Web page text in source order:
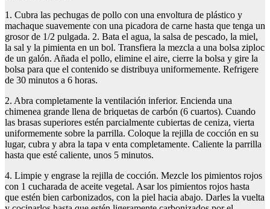
1. Cubra las pechugas de pollo con una envoltura de plástico y
machaque suavemente con una picadora de carne hasta que tenga un
grosor de 1/2 pulgada. 2. Bata el agua, la salsa de pescado, la miel,
la sal y la pimienta en un bol. Transfiera la mezcla a una bolsa ziploc
de un galón. Añada el pollo, elimine el aire, cierre la bolsa y gire la
bolsa para que el contenido se distribuya uniformemente. Refrigere
de 30 minutos a 6 horas.
2. Abra completamente la ventilación inferior. Encienda una
chimenea grande llena de briquetas de carbón (6 cuartos). Cuando
las brasas superiores estén parcialmente cubiertas de ceniza, vierta
uniformemente sobre la parrilla. Coloque la rejilla de cocción en su
lugar, cubra y abra la tapa v enta completamente. Caliente la parrilla
hasta que esté caliente, unos 5 minutos.
4. Limpie y engrase la rejilla de cocción. Mezcle los pimientos rojos
con 1 cucharada de aceite vegetal. Asar los pimientos rojos hasta
que estén bien carbonizados, con la piel hacia abajo. Darles la vuelta